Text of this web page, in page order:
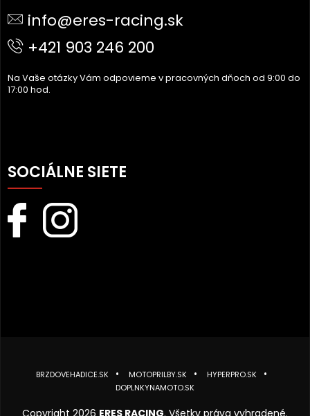
T
info@eres-racing.sk
+421 903 246 200
Na Vaše otázky Vám odpovieme v pracovných dňoch od 9:00 do
17:00 hod.
SOCIÁLNE SIETE
BRZDOVEHADICE.SK MOTOPRILBY.SK
HYPERPRO.SK
DOPLNKYNAMOTO.SK
Copyright 2026 ERES RACING. Všetky práva vyhradené.